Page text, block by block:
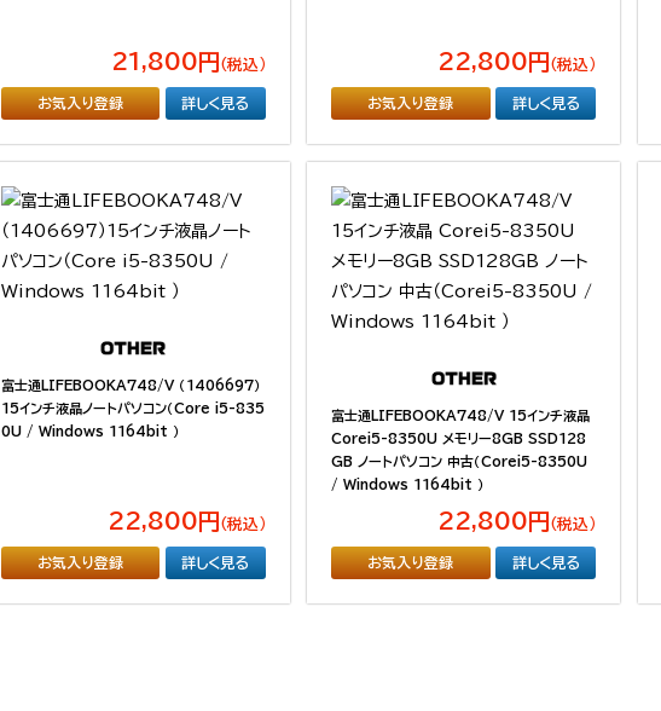
21,800円 （税込）
お気入り登録 詳しく見る
22,800円 （税込）
お気入り登録 詳しく見る
富士通LIFEBOOKA748/V （1406697）
15インチ液晶ノートパソコン（Core i5-835
0U / Windows 1164bit ）
22,800円 （税込）
お気入り登録 詳しく見る
富士通LIFEBOOKA748/V 15インチ液晶
Corei5-8350U メモリー8GB SSD128
GB ノートパソコン 中古（Corei5-8350U
/ Windows 1164bit ）
22,800円 （税込）
お気入り登録 詳しく見る